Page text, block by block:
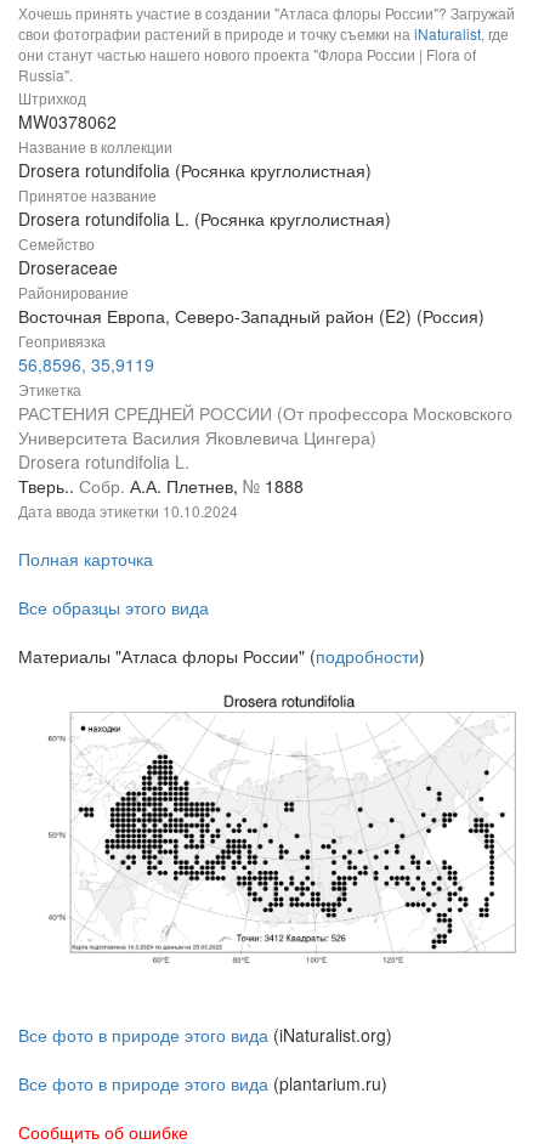
Хочешь принять участие в создании "Атласа флоры России"? Загружай
свои фотографии растений в природе и точку съемки на iNaturalist, где
они станут частью нашего нового проекта "Флора России | Flora of
Russia".
Штрихкод
MW0378062
Название в коллекции
Drosera rotundifolia (Росянка круглолистная)
Принятое название
Drosera rotundifolia L. (Росянка круглолистная)
Семейство
Droseraceae
Районирование
Восточная Европа, Северо-Западный район (E2) (Россия)
Геопривязка
56,8596, 35,9119
Этикетка
РАСТЕНИЯ СРЕДНЕЙ РОССИИ (От профессора Московского
Университета Василия Яковлевича Цингера)
Drosera rotundifolia L.
Тверь.. Собр. А.А. Плетнев, № 1888
Дата ввода этикетки 10.10.2024
Полная карточка
Все образцы этого вида
Материалы "Атласа флоры России" (подробности)
Все фото в природе этого вида (iNaturalist.org)
Все фото в природе этого вида (plantarium.ru)
Сообщить об ошибке